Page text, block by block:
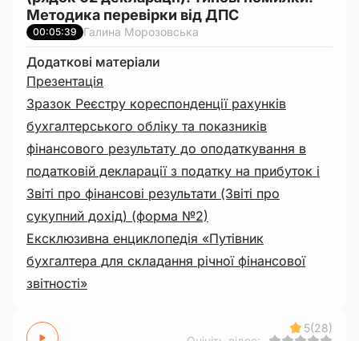
Методика перевірки від ДПС
00:05:39 Галина Морозовська
Додаткові матеріали
Презентація
Зразок Реєстру кореспонденції рахунків
бухгалтерського обліку та показників
фінансового результату до оподаткування в
податковій декларації з податку на прибуток і
Звіті про фінансові результати (Звіті про
сукупний дохід) (форма №2)
Ексклюзивна енциклопедія «Путівник
бухгалтера для складання річної фінансової
звітності»
5(28)